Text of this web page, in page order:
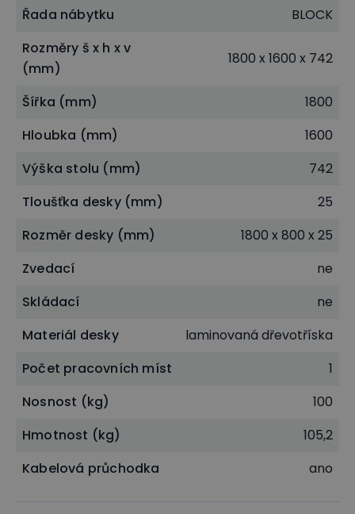
Odolná pracovní deska s velkorysou plochou
Pracovní deska sestavy stolu BLOCK disponuje
rozměrem1800 x 800 mm
zajišťuje pevnost a stabilitu i při každodenním
používání. Hrany chrání 1mm ABS hrana ve stejném
i dalšího kancelářského vybavení. Bez problémů
zvládne i vyšší zátěž - nosnost stolové desky je
100
Kabelová průchodka pro skryté vedení kabelů
Součástí pracovní desky je vždy kovová kabelová
Řada nábytku
BLOCK
Rozměry š x h x v
(mm)
1800 x 1600 x 742
Šířka (mm)
1800
Hloubka (mm)
1600
Výška stolu (mm)
742
Tloušťka desky (mm)
25
Rozměr desky (mm)
1800 x 800 x 25
Zvedací
ne
Skládací
ne
Materiál desky
laminovaná dřevotříska
Počet pracovních míst
1
Nosnost (kg)
100
Hmotnost (kg)
105,2
Kabelová průchodka
ano